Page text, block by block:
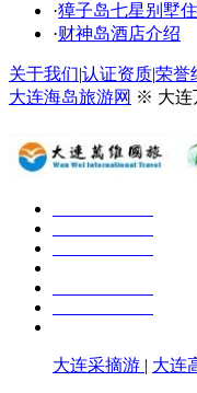
·獐子岛七星别墅
·财神岛酒店介绍
关于我们|认证资质|荣誉
大连海岛旅游网 ※ 大连
大连采摘游 | 大连